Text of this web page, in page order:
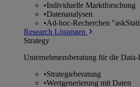
•Individuelle Marktforschung
•Datenanalysen
•Ad-hoc-Recherchen
Research Lösungen
Strategy
Unternehmens­beratung für die
•Strategieberatung
•Wertgenerierung mit Daten